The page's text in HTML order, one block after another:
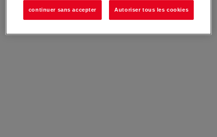
continuer sans accepter Autoriser tous les cookies